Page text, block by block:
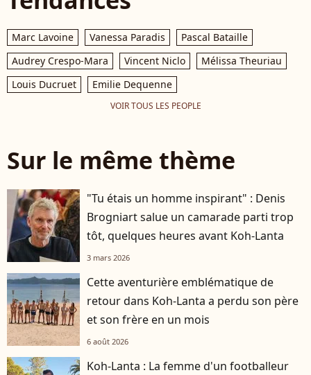
Marc Lavoine Vanessa Paradis
Pascal Bataille
Audrey Crespo-Mara
Vincent Niclo
Mélissa Theuriau
Louis Ducruet
Emilie Dequenne
VOIR TOUS LES PEOPLE
Sur le même thème
"Tu étais un homme inspirant" : Denis
Brogniart salue un camarade parti trop
tôt, quelques heures avant Koh-Lanta
3 mars 2026
Cette aventurière emblématique de
retour dans Koh-Lanta a perdu son père
et son frère en un mois
6 août 2026
Koh-Lanta : La femme d'un footballeur